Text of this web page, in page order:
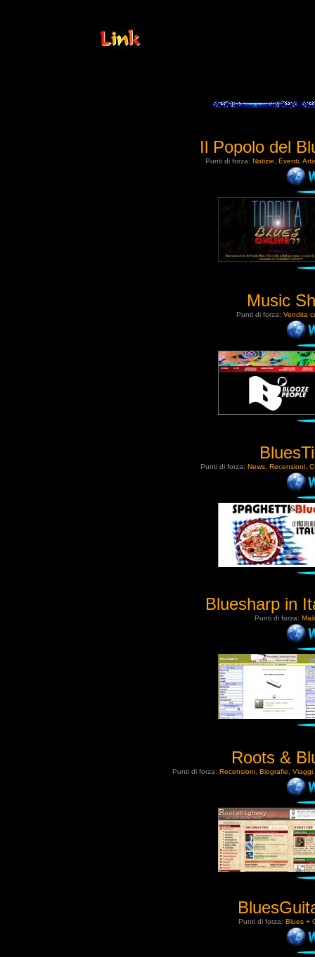
Il Popolo del
Punti di forza: Notizie, Eventi,
Music
Punti di forza: Vendita
Punti di forza: News, Recensioni,
Bluesharp in
Punti di forza:
Roots &
Punti di forza: Recensioni, Biografie,
Punti di forza: Blues +